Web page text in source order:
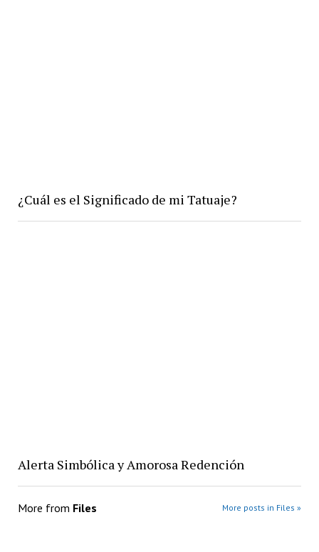
¿Cuál es el Significado de mi Tatuaje?
Alerta Simbólica y Amorosa Redención
More from Files More posts in Files »